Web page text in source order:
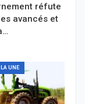
réfute
avancés et
UNE